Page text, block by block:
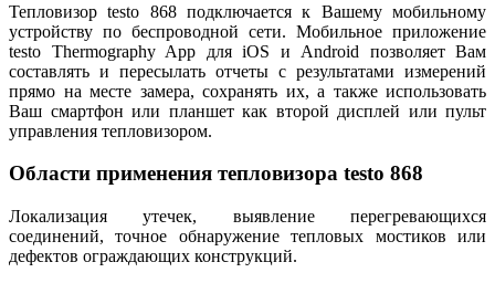
Тепловизор testo 868 подключается к Вашему мобильному
устройству по беспроводной сети. Мобильное приложение
testo Thermography App для iOS и Android позволяет Вам
составлять и пересылать отчеты с результатами измерений
прямо на месте замера, сохранять их, а также использовать
Ваш смартфон или планшет как второй дисплей или пульт
управления тепловизором.
Области применения тепловизора testo 868
Локализация утечек, выявление перегревающихся
соединений, точное обнаружение тепловых мостиков или
дефектов ограждающих конструкций.